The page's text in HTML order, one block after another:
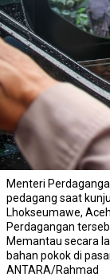
Menteri
pedagang saat
Lhokseumawe,
Perdagangan
Memantau secara
bahan pokok di
ANTARA/Rahmad